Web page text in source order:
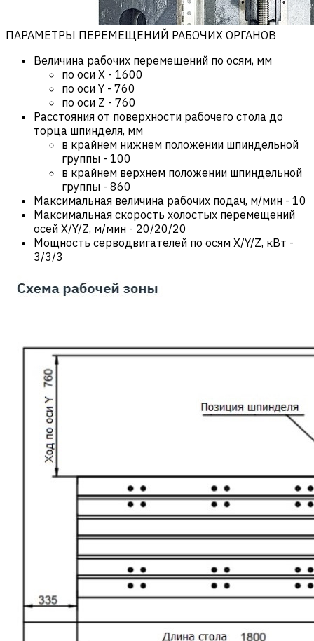
ПАРАМЕТРЫ ПЕРЕМЕЩЕНИЙ РАБОЧИХ ОРГАНОВ
Величина рабочих перемещений по осям, мм
по оси X - 1600
по оси Y - 760
по оси Z - 760
Расстояния от поверхности рабочего стола до
торца шпинделя, мм
в крайнем нижнем положении шпиндельной
группы - 100
в крайнем верхнем положении шпиндельной
группы - 860
Максимальная величина рабочих подач, м/мин - 10
Максимальная скорость холостых перемещений
осей X/Y/Z, м/мин - 20/20/20
Мощность серводвигателей по осям X/Y/Z, кВт -
3/3/3